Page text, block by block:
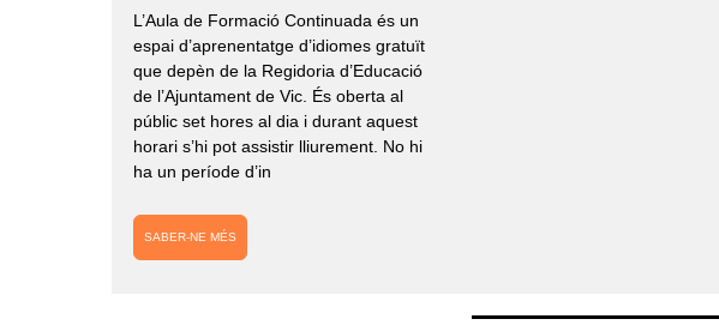
L’Aula de Formació Continuada és un
espai d’aprenentatge d’idiomes gratuït
que depèn de la Regidoria d’Educació
de l’Ajuntament de Vic. És oberta al
públic set hores al dia i durant aquest
horari s’hi pot assistir lliurement. No hi
ha un període d’in
SABER-NE MÉS